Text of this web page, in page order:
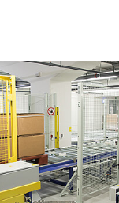
version of
show this message